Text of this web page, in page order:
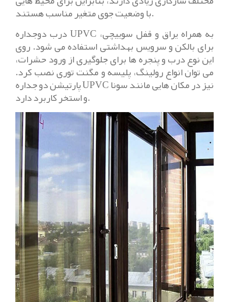
با وضعیت جوی متغیر مناسب هستند.
درب دوجداره UPVC به همراه یراق و قفل سوییچی،
برای بالکن و سرویس بهداشتی استفاده می شود. روی
این نوع درب و پنجره ها برای جلوگیری از ورود حشرات،
می توان انواع رولینگ، پلیسه و مگنت توری نصب کرد.
پارتیشن دو جداره UPVC نیز در مکان هایی مانند سونا
و استخر کاربرد دارد.